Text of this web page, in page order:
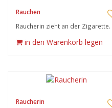
Rauchen
Raucherin zieht an der Zigarette.
in den Warenkorb legen
Raucherin